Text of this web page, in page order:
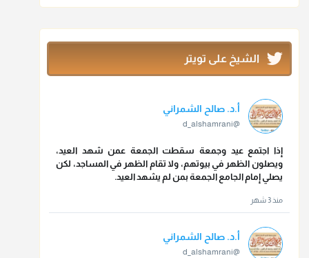
الشيخ على تويتر
أ.د. صالح الشمراني
@d_alshamrani
إذا اجتمع عيد وجمعة سقطت الجمعة عمن شهد العيد،
ويصلون الظهر في بيوتهم، ولا تقام الظهر في المساجد، لكن
يصلي إمام الجامع الجمعة بمن لم يشهد العيد.
منذ 3 شهر
أ.د. صالح الشمراني
@d_alshamrani